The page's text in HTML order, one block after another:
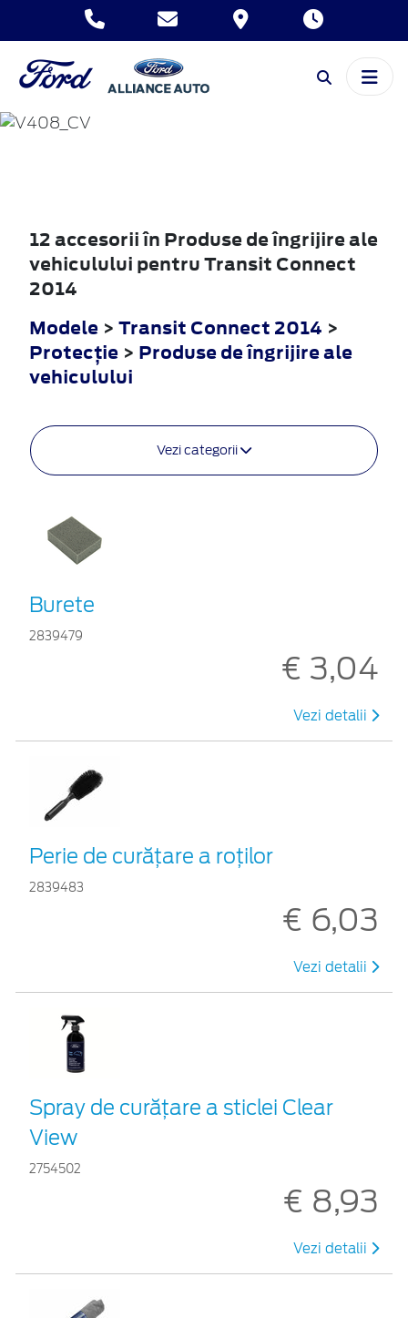
TRANSIT
CONNECT
12 accesorii în Produse de îngrijire ale
vehiculului pentru Transit Connect
2014
Modele > Transit Connect 2014 >
Protecţie > Produse de îngrijire ale
vehiculului
Vezi categorii
Burete
2839479
€ 3,04
Vezi detalii
Perie de curățare a roților
2839483
€ 6,03
Vezi detalii
Spray de curățare a sticlei Clear
View
2754502
€ 8,93
Vezi detalii